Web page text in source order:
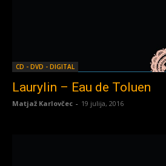
CD - DVD - DIGITAL
Laurylin – Eau de Toluen
Matjaž Karlovčec - 19 julija, 2016